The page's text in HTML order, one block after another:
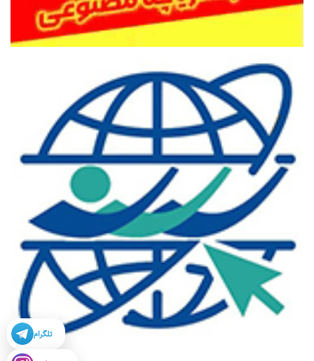
تلگرام